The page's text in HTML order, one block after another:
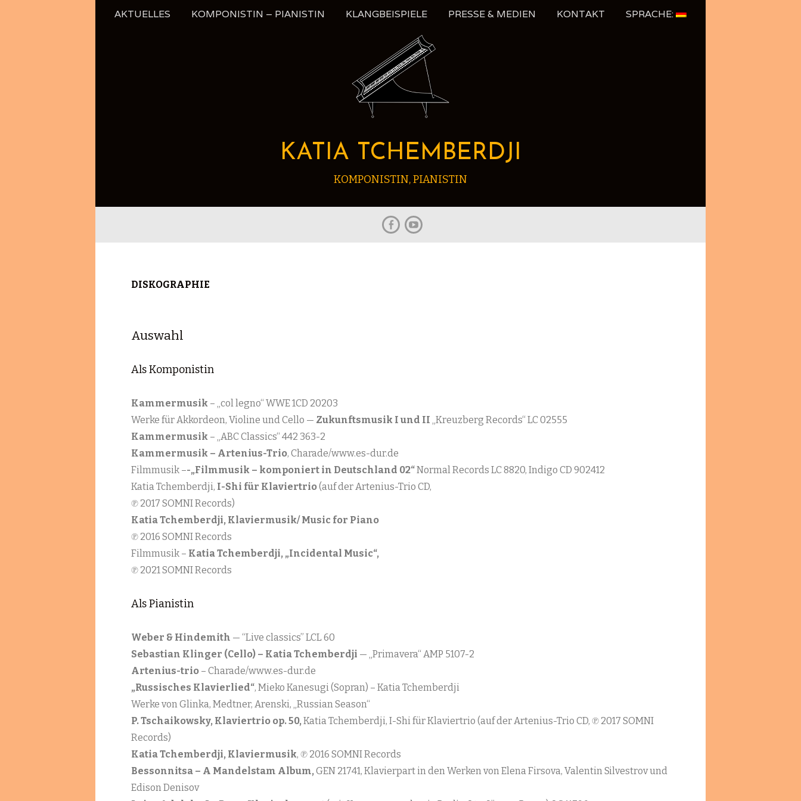
AKTUELLES KOMPONISTIN – PIANISTIN KLANGBEISPIELE PRESSE & MEDIEN KONTAKT SPRACHE:
KATIA TCHEMBERDJI
KOMPONISTIN, PIANISTIN
FacebookYoutube
DISKOGRAPHIE
Auswahl
Als Komponistin
Kammermusik – „col legno“ WWE 1CD 20203
Werke für Akkordeon, Violine und Cello — Zukunftsmusik I und II „Kreuzberg Records“ LC 02555
Kammermusik – „ABC Classics“ 442 363-2
Kammermusik – Artenius-Trio, Charade/www.es-dur.de
Filmmusik –-„Filmmusik – komponiert in Deutschland 02“Normal Records LC 8820, Indigo CD 902412
Katia Tchemberdji, I-Shi für Klaviertrio(auf der Artenius-Trio CD,
℗ 2017 SOMNI Records)
Katia Tchemberdji, Klaviermusik/ Music for Piano
℗ 2016 SOMNI Records
Filmmusik – Katia Tchemberdji, „Incidental Music“,
℗ 2021 SOMNI Records
Als Pianistin
Weber & Hindemith — “Live classics” LCL 60
Sebastian Klinger (Cello) – Katia Tchemberdji — „Primavera“ AMP 5107-2
Artenius-trio – Charade/www.es-dur.de
„Russisches Klavierlied“, Mieko Kanesugi (Sopran) – Katia Tchemberdji
Werke von Glinka, Medtner, Arenski, „Russian Season“
P. Tschaikowsky, Klaviertrio op. 50,Katia Tchemberdji, I-Shi für Klaviertrio (auf der Artenius-Trio CD, ℗ 2017 SOMNI
Records)
Katia Tchemberdji, Klaviermusik, ℗ 2016 SOMNI Records
Bessonnitsa – A Mandelstam Album,GEN 21741, Klavierpart in den Werken von Elena Firsova, Valentin Silvestrov und
Edison Denisov